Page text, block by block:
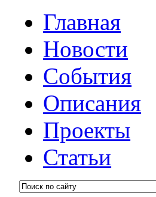
Главная
Новости
События
Описания
Проекты
Статьи